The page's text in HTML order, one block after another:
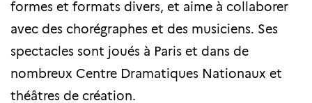
formes et formats divers, et aime à collaborer
avec des chorégraphes et des musiciens. Ses
spectacles sont joués à Paris et dans de
nombreux Centre Dramatiques Nationaux et
théâtres de création.